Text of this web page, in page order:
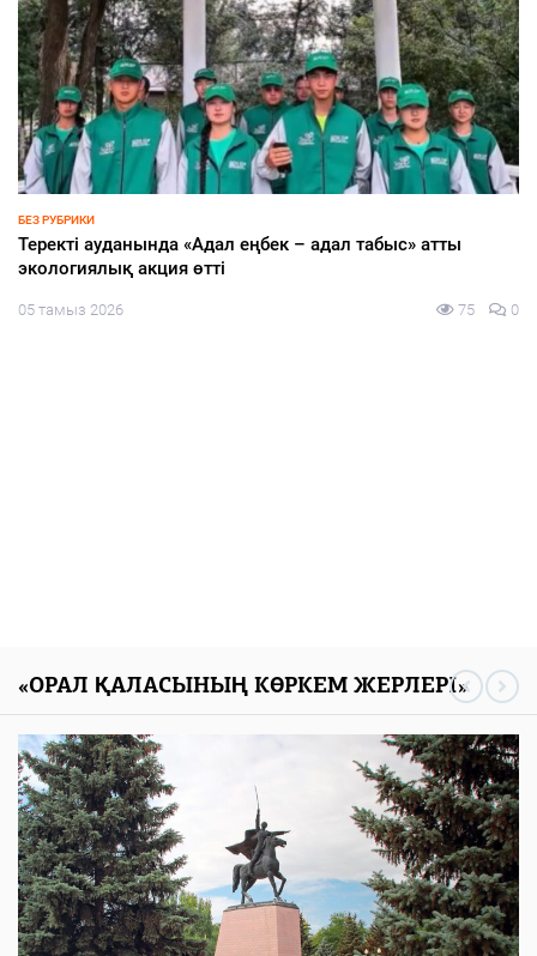
БЕЗ РУБРИКИ
Теректі ауданында «Адал еңбек – адал табыс» атты
экологиялық акция өтті
05 тамыз 2026 75 0
«ОРАЛ ҚАЛАСЫНЫҢ КӨРКЕМ ЖЕРЛЕРІ»